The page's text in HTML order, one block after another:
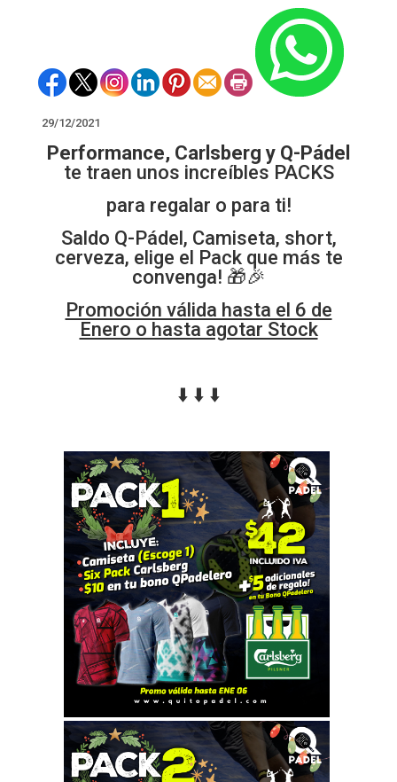
29/12/2021
Performance, Carlsberg y Q-Pádel
te traen unos increíbles PACKS
para regalar o para ti!
Saldo Q-Pádel, Camiseta, short,
cerveza, elige el Pack que más te
convenga! 🎁🎉
Promoción válida hasta el 6 de
Enero o hasta agotar Stock
⬇️ ⬇️ ⬇️